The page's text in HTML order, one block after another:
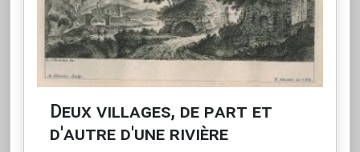
Deux villages, de part et
d'autre d'une rivière